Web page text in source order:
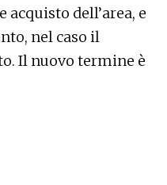
acquisto dell’area, e
nel caso il
Il nuovo termine è